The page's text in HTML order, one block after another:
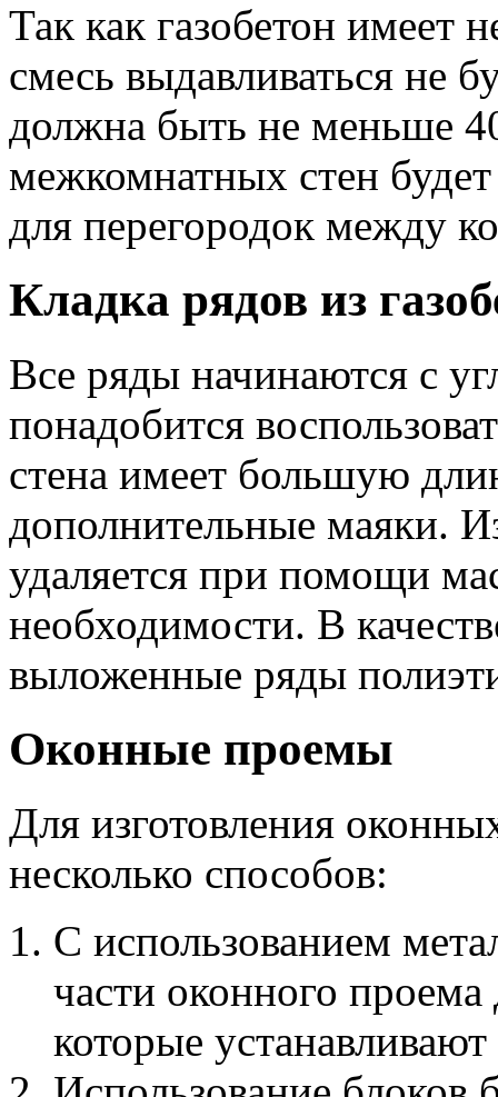
Так как газобетон имеет
смесь выдавливаться не
должна быть не меньше
межкомнатных стен
для перегородок между
Кладка рядов из
Все ряды начинаются с
понадобится
стена имеет большую
дополнительные маяки.
удаляется при помощи
необходимости. В
выложенные ряды
Оконные проемы
Для изготовления
несколько способов:
С использованием
части оконного
которые